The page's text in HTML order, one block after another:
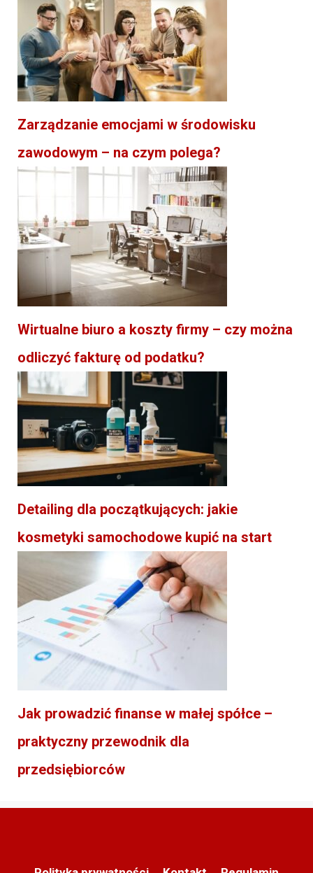
Zarządzanie emocjami w środowisku
zawodowym – na czym polega?
Wirtualne biuro a koszty firmy – czy można
odliczyć fakturę od podatku?
Detailing dla początkujących: jakie
kosmetyki samochodowe kupić na start
Jak prowadzić finanse w małej spółce –
praktyczny przewodnik dla
przedsiębiorców